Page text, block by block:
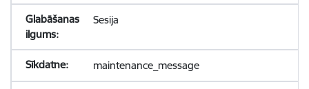
Sesija
maintenance_message